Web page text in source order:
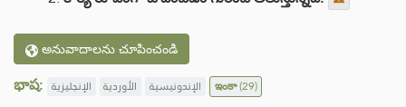
అనువాదాలను చూపించండి
భాష: الإنجليزية الأوردية الإندونيسية ఇంకా(29)